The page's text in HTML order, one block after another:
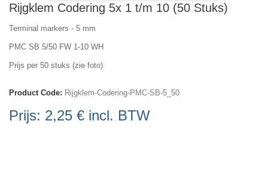
Rijgklem Codering 5x 1 t/m 10 (50 Stuks)
Terminal markers - 5 mm
PMC SB 5/50 FW 1-10 WH
Prijs per 50 stuks (zie foto)
Product Code: Rijgklem-Codering-PMC-SB-5_50
Prijs: 2,25 € incl. BTW